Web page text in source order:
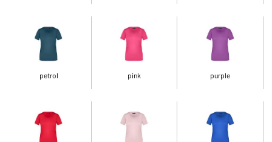
petrol pink purple